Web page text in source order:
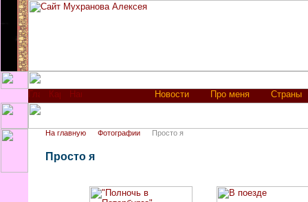
Новости Про меня Страны
На главную Фотографии Просто я
Просто я